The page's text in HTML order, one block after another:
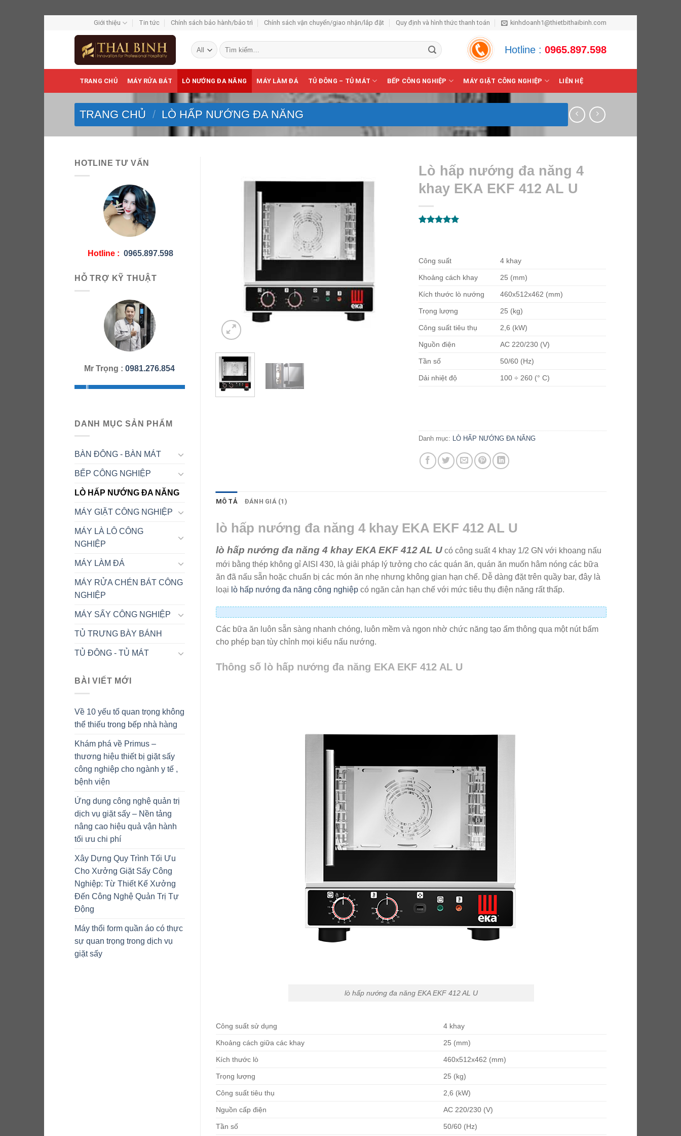
Giới thiệu Tin tức Chính sách bảo hành/bảo trì Chính sách vận chuyển/giao nhận/lắp đặt Quy định và hình thức thanh toán kinhdoanh1@thietbithaibinh.com
Tìm
kiếm:
Hotline : 0965.897.598
TRANG CHỦ MÁY RỬA BÁT LÒ NƯỚNG ĐA NĂNG MÁY LÀM ĐÁ TỦ ĐÔNG – TỦ MÁT BẾP CÔNG NGHIỆP MÁY GIẶT CÔNG NGHIỆP LIÊN HỆ
TRANG CHỦ / LÒ HẤP NƯỚNG ĐA NĂNG
HOTLINE TƯ VẤN
Hotline :0965.897.598
HỖ TRỢ KỸ THUẬT
Mr Trọng :0981.276.854
DANH MỤC SẢN PHẨM
BÀN ĐÔNG - BÀN MÁT
BẾP CÔNG NGHIỆP
LÒ HẤP NƯỚNG ĐA NĂNG
MÁY GIẶT CÔNG NGHIỆP
MÁY LÀ LÔ CÔNG
NGHIỆP
MÁY LÀM ĐÁ
MÁY RỬA CHÉN BÁT CÔNG
NGHIỆP
MÁY SẤY CÔNG NGHIỆP
TỦ TRƯNG BÀY BÁNH
TỦ ĐÔNG - TỦ MÁT
BÀI VIẾT MỚI
Về 10 yếu tố quan trọng không
thể thiếu trong bếp nhà hàng
Khám phá về Primus –
thương hiệu thiết bị giặt sấy
công nghiệp cho ngành y tế ,
bệnh viện
Ứng dụng công nghệ quản trị
dịch vụ giặt sấy – Nền tảng
nâng cao hiệu quả vận hành
tối ưu chi phí
Xây Dựng Quy Trình Tối Ưu
Cho Xưởng Giặt Sấy Công
Nghiệp: Từ Thiết Kế Xưởng
Đến Công Nghệ Quản Trị Tự
Động
Máy thổi form quần áo có thực
sự quan trọng trong dịch vụ
giặt sấy
Lò hấp nướng đa năng 4
khay EKA EKF 412 AL U
Công suất
4 khay
Khoảng cách khay 25 (mm)
Kích thước lò nướng 460x512x462 (mm)
Trọng lượng 25 (kg)
Công suất tiêu thụ 2,6 (kW)
Nguồn điện AC 220/230 (V)
Tần số 50/60 (Hz)
Dải nhiệt độ 100 ÷ 260 (° C)
Danh mục: LÒ HẤP NƯỚNG ĐA NĂNG
MÔ TẢ ĐÁNH GIÁ (1)
lò hấp nướng đa năng 4 khay EKA EKF 412 AL U
lò hấp nướng đa năng 4 khay EKA EKF 412 AL Ucó công suất 4 khay 1/2 GN với khoang nấu
mới bằng thép không gỉ AISI 430, là giải pháp lý tưởng cho các quán ăn, quán ăn muốn hâm nóng các bữa
ăn đã nấu sẵn hoặc chuẩn bị các món ăn nhẹ nhưng không gian hạn chế. Dễ dàng đặt trên quầy bar, đây là
loại lò hấp nướng đa năng công nghiệpcó ngăn cản hạn chế với mức tiêu thụ điện năng rất thấp.
Các bữa ăn luôn sẵn sàng nhanh chóng, luôn mềm và ngon nhờ chức năng tạo ẩm thông qua một nút bấm
cho phép bạn tùy chỉnh mọi kiểu nấu nướng.
Thông số lò hấp nướng đa năng EKA EKF 412 AL U
lò hấp nướng đa năng EKA EKF 412 AL U
Công suất sử dụng 4 khay
Khoảng cách giữa các khay 25 (mm)
Kích thước lò 460x512x462 (mm)
Trọng lượng 25 (kg)
Công suất tiêu thụ 2,6 (kW)
Nguồn cấp điện AC 220/230 (V)
Tần số 50/60 (Hz)